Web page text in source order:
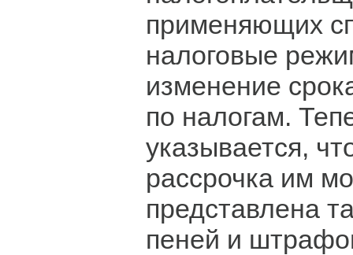
применяющих
налоговые
изменение
по налогам.
указывается,
рассрочка им
представлена
пеней и